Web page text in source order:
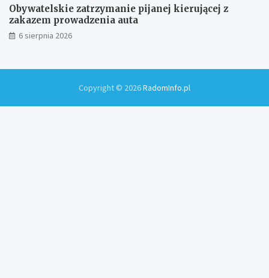
Obywatelskie zatrzymanie pijanej kierującej z
zakazem prowadzenia auta
6 sierpnia 2026
Copyright © 2026RadomInfo.pl